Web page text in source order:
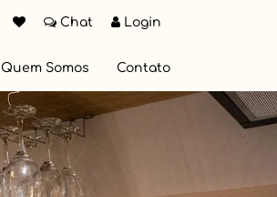
Chat Login
Quem Somos Contato